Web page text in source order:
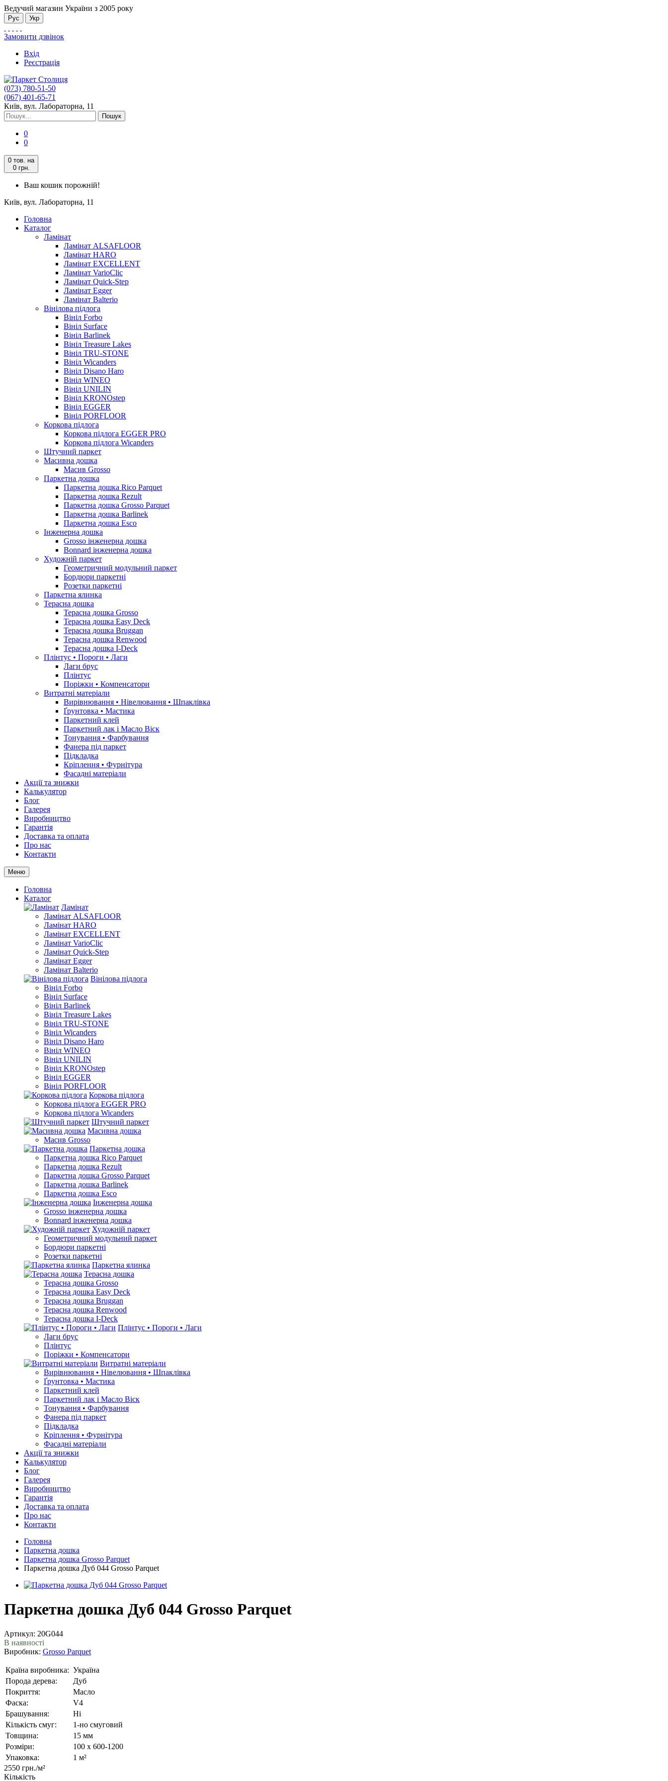
Ведучий магазин України з 2005 року
Рус Укр
Замовити дзвінок
Вхід
Реєстрація
(073) 780-51-50
(067) 401-65-71
Київ, вул. Лабораторна, 11
Пошук
0
0
0 тов. на
0 грн.
Ваш кошик порожній!
Київ, вул. Лабораторна, 11
Головна
Каталог
Ламінат
Ламінат ALSAFLOOR
Ламінат HARO
Ламінат EXCELLENT
Ламінат VarioClic
Ламінат Quick-Step
Ламінат Egger
Ламінат Balterio
Вінілова підлога
Вініл Forbo
Вініл Surface
Вініл Barlinek
Вініл Treasure Lakes
Вініл TRU-STONE
Вініл Wicanders
Вініл Disano Haro
Вініл WINEO
Вініл UNILIN
Вініл KRONOstep
Вініл EGGER
Вініл PORFLOOR
Коркова підлога
Коркова підлога EGGER PRO
Коркова підлога Wicanders
Штучний паркет
Масивна дошка
Масив Grosso
Паркетна дошка
Паркетна дошка Rico Parquet
Паркетна дошка Rezult
Паркетна дошка Grosso Parquet
Паркетна дошка Barlinek
Паркетна дошка Esco
Інженерна дошка
Grosso інженерна дошка
Bonnard інженерна дошка
Художній паркет
Геометричний модульний паркет
Бордюри паркетні
Розетки паркетні
Паркетна ялинка
Терасна дошка
Терасна дошка Grosso
Терасна дошка Easy Deck
Терасна дошка Bruggan
Терасна дошка Renwood
Терасна дошка I-Deck
Плінтус • Пороги • Лаги
Лаги брус
Плінтус
Поріжки • Компенсатори
Витратні матеріали
Вирівнювання • Нівелювання • Шпаклівка
Ґрунтовкa • Мастика
Паркетний клей
Паркетний лак і Масло Віск
Тонування • Фарбування
Фанера під паркет
Підкладка
Кріплення • Фурнітура
Фасадні матеріали
Акції та знижки
Калькулятор
Блог
Галерея
Виробництво
Гарантія
Доставка та оплата
Про нас
Контакти
Меню
Головна
Каталог
Ламінат
Ламінат ALSAFLOOR
Ламінат HARO
Ламінат EXCELLENT
Ламінат VarioClic
Ламінат Quick-Step
Ламінат Egger
Ламінат Balterio
Вінілова підлога
Вініл Forbo
Вініл Surface
Вініл Barlinek
Вініл Treasure Lakes
Вініл TRU-STONE
Вініл Wicanders
Вініл Disano Haro
Вініл WINEO
Вініл UNILIN
Вініл KRONOstep
Вініл EGGER
Вініл PORFLOOR
Коркова підлога
Коркова підлога EGGER PRO
Коркова підлога Wicanders
Штучний паркет
Масивна дошка
Масив Grosso
Паркетна дошка
Паркетна дошка Rico Parquet
Паркетна дошка Rezult
Паркетна дошка Grosso Parquet
Паркетна дошка Barlinek
Паркетна дошка Esco
Інженерна дошка
Grosso інженерна дошка
Bonnard інженерна дошка
Художній паркет
Геометричний модульний паркет
Бордюри паркетні
Розетки паркетні
Паркетна ялинка
Терасна дошка
Терасна дошка Grosso
Терасна дошка Easy Deck
Терасна дошка Bruggan
Терасна дошка Renwood
Терасна дошка I-Deck
Плінтус • Пороги • Лаги
Лаги брус
Плінтус
Поріжки • Компенсатори
Витратні матеріали
Вирівнювання • Нівелювання • Шпаклівка
Ґрунтовкa • Мастика
Паркетний клей
Паркетний лак і Масло Віск
Тонування • Фарбування
Фанера під паркет
Підкладка
Кріплення • Фурнітура
Фасадні матеріали
Акції та знижки
Калькулятор
Блог
Галерея
Виробництво
Гарантія
Доставка та оплата
Про нас
Контакти
Головна
Паркетна дошка
Паркетна дошка Grosso Parquet
Паркетна дошка Дуб 044 Grosso Parquet
Паркетна дошка Дуб 044 Grosso Parquet
Артикул: 20G044
В наявності
Виробник: Grosso Parquet
Країна виробника: Україна
Порода дерева:
Дуб
Покриття:
Масло
Фаска:
V4
Брашування:
Ні
Кількість смуг:
1-но смуговий
Товщина:
15 мм
Розміри:
100 x 600-1200
Упаковка:
1 м²
2550 грн./м²
Кількість